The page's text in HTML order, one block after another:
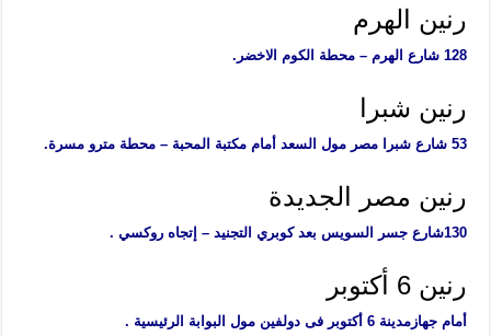
رنين الهرم
128 شارع الهرم – محطة الكوم الاخضر.
رنين شبرا
53 شارع شبرا مصر مول السعد أمام مكتبة المحبة – محطة مترو مسرة.
رنين مصر الجديدة
130شارع جسر السويس بعد كوبري التجنيد – إتجاه روكسي .
رنين 6 أكتوبر
أمام جهازمدينة 6 أكتوبر فى دولفين مول البوابة الرئيسية .